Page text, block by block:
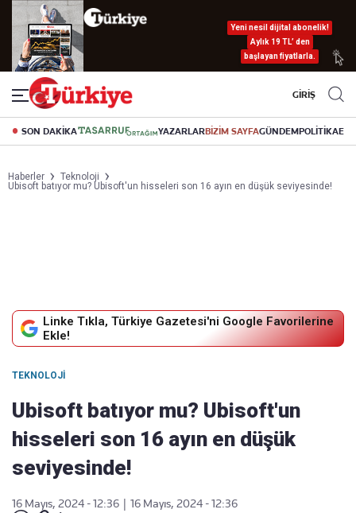
Yeni nesil dijital abonelik!
Aylık 19 TL’ den
başlayan fiyatlarla.
GİRİŞ
SON DAKİKA YAZARLARBİZİM SAYFAGÜNDEMPOLİTİKA
Haberler
Teknoloji
Ubisoft batıyor mu? Ubisoft'un hisseleri son 16 ayın en düşük seviyesinde!
Linke Tıkla, Türkiye Gazetesi'ni Google Favorilerine
Ekle!
TEKNOLOJI
Ubisoft batıyor mu? Ubisoft'un
hisseleri son 16 ayın en düşük
seviyesinde!
16 Mayıs, 2024 - 12:36
16 Mayıs, 2024 - 12:36